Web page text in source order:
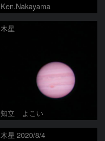
Ken.Nakayama
木星
知立 よこい
木星 2020/8/4